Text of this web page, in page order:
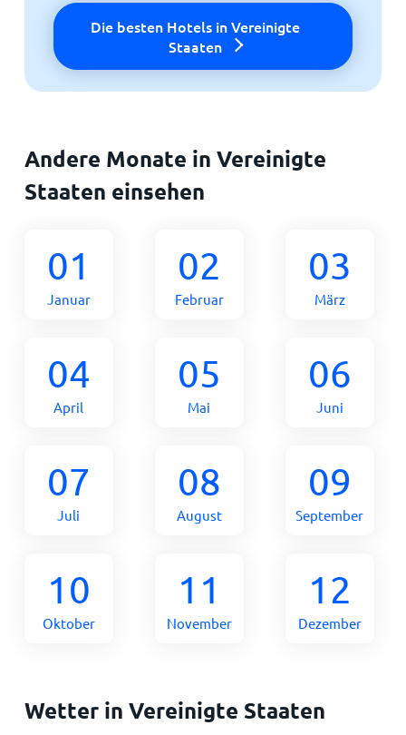
Die besten Hotels in Vereinigte
Staaten
Andere Monate in Vereinigte
Staaten einsehen
01
Januar
02
Februar
03
März
04
April
05
Mai
06
Juni
07
Juli
08
August
09
September
10
Oktober
11
November
12
Dezember
Wetter in Vereinigte Staaten